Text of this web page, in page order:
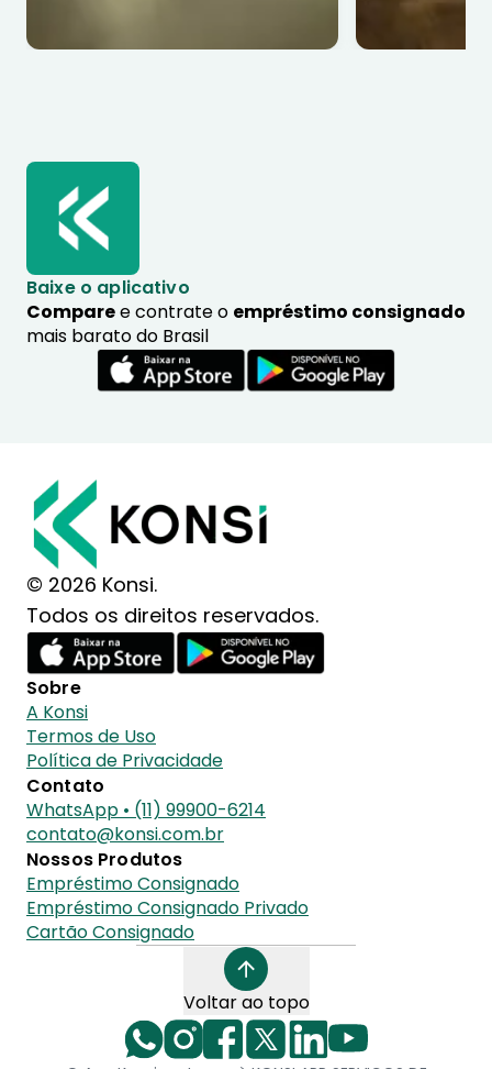
Baixe o aplicativo
Comparee contrate o empréstimo consignado
mais barato do Brasil
© 2026 Konsi.
Todos os direitos reservados.
Sobre
A Konsi
Termos de Uso
Política de Privacidade
Contato
WhatsApp • (11) 99900-6214
contato@konsi.com.br
Nossos Produtos
Empréstimo Consignado
Empréstimo Consignado Privado
Cartão Consignado
Voltar ao topo